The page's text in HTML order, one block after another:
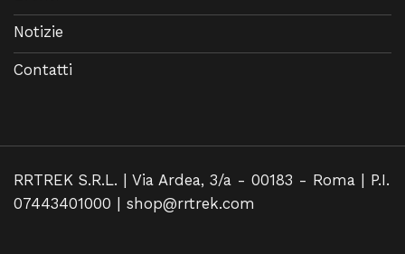
Notizie
Contatti
RRTREK S.R.L. | Via Ardea, 3/a - 00183 - Roma | P.I.
07443401000 | shop@rrtrek.com